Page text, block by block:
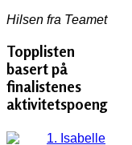
Hilsen fra Teamet
Topplisten
basert på
finalistenes
aktivitetspoeng
1. Isabelle